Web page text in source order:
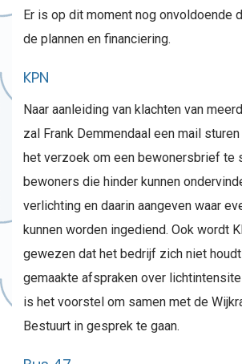
Er is op dit moment nog onvoldoende
de plannen en financiering.
KPN
Naar aanleiding van klachten van
zal Frank Demmendaal een mail
het verzoek om een bewonersbrief te
bewoners die hinder kunnen
verlichting en daarin aangeven waar
kunnen worden ingediend. Ook wordt
gewezen dat het bedrijf zich niet
gemaakte afspraken over
is het voorstel om samen met de
Bestuurt in gesprek te gaan.